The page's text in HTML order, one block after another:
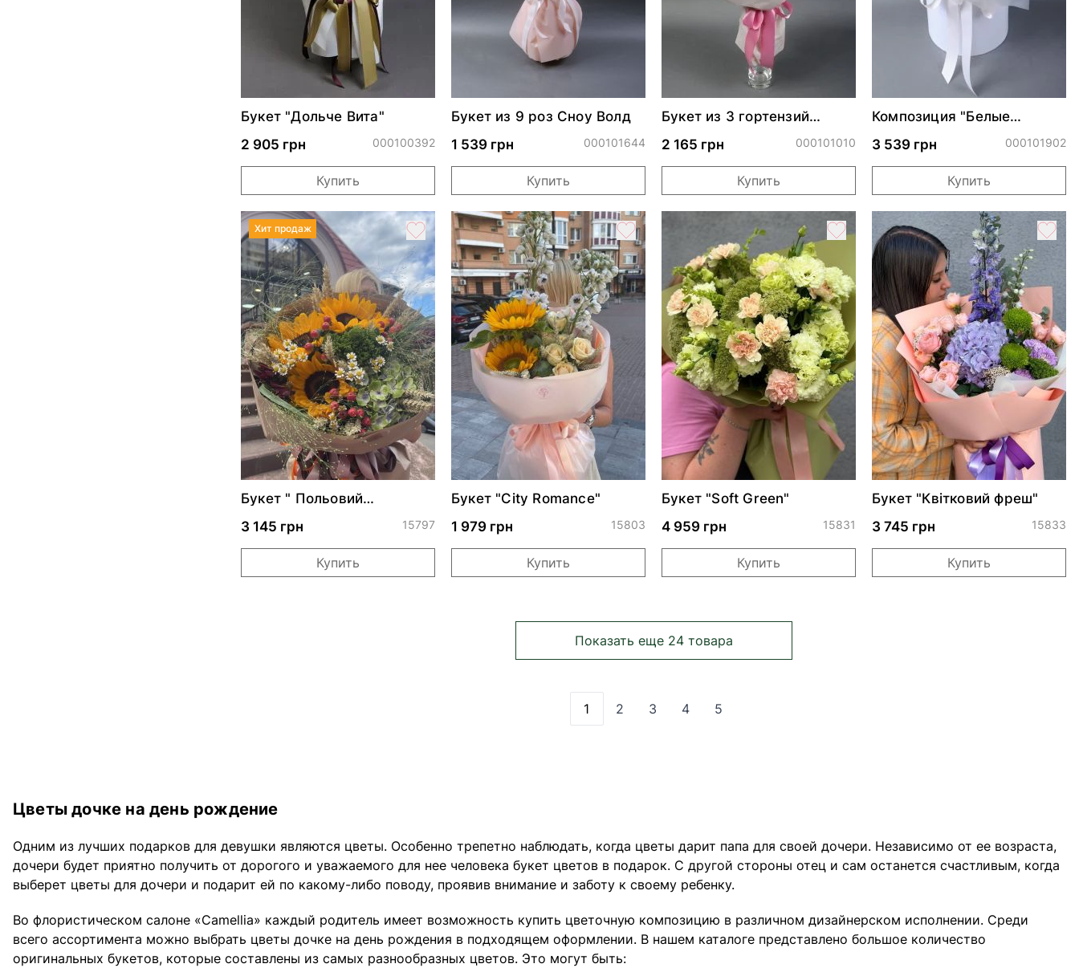
Букет "Дольче Вита"
2 905 грн
000100392
Купить
Букет из 9 роз Сноу Волд
1 539 грн
000101644
Купить
Букет из 3 гортензий
2 165 грн
000101010
Купить
Композиция "Белые
3 539 грн
000101902
Купить
Хит продаж
Букет " Польовий
3 145 грн
15797
Купить
Букет "City Romance"
1 979 грн
15803
Купить
Букет "Soft Green"
4 959 грн
15831
Купить
Букет "Квітковий фреш"
3 745 грн
15833
Купить
Показать еще 24 товара
Вы сейчас читаете страницу
1 Страница
2 Страница
3 Страница
4 Страница
5
Цветы дочке на день рождение
Одним из лучших подарков для девушки являются цветы. Особенно трепетно наблюдать, когда цветы дарит папа для своей дочери. Независимо от ее возраста,
дочери будет приятно получить от дорогого и уважаемого для нее человека букет цветов в подарок. С другой стороны отец и сам останется счастливым, когда
выберет цветы для дочери и подарит ей по какому-либо поводу, проявив внимание и заботу к своему ребенку.
Во флористическом салоне «Camellia» каждый родитель имеет возможность купить цветочную композицию в различном дизайнерском исполнении. Среди
всего ассортимента можно выбрать цветы дочке на день рождения в подходящем оформлении. В нашем каталоге представлено большое количество
оригинальных букетов, которые составлены из самых разнообразных цветов. Это могут быть: